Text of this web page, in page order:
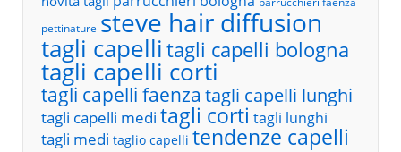
pettinature steve hair diffusion
tagli capelli tagli capelli bologna
tagli capelli corti
tagli capelli faenza tagli capelli lunghi
tagli capelli medi tagli corti tagli lunghi
tagli medi taglio capelli tendenze capelli